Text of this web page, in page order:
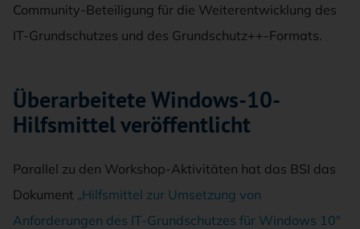
Community-Beteiligung für die Weiterentwicklung des
IT-Grundschutzes und des Grundschutz++-Formats.
Überarbeitete Windows-10-
Hilfsmittel veröffentlicht
Parallel zu den Workshop-Aktivitäten hat das BSI das
Dokument „Hilfsmittel zur Umsetzung von
Anforderungen des IT-Grundschutzes für Windows 10″